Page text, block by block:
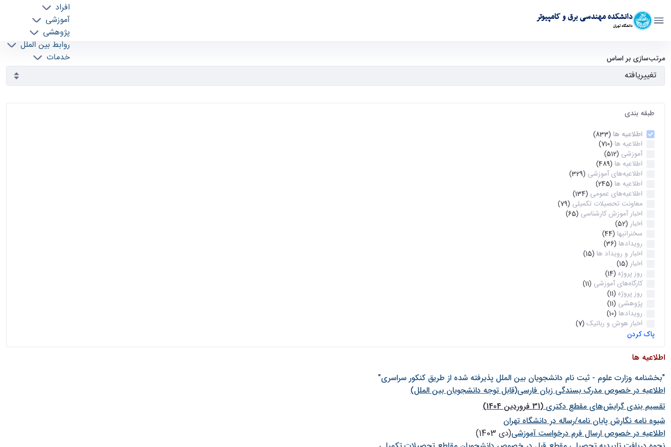
دانشکده مهندسی برق و کامپیوتر
دانشگاه تهران
افراد
آموزشی
پژوهشی
روابط بین الملل
خدمات
آرشیو اطلاعیه ها - ece- دانشکده مهندسی برق و کامپیوتر
مرتب‌سازی بر اساس
طبقه بندی
اطلاعیه ها (833)
اطلاعیه ها (710)
آموزشی (512)
اطلاعیه ها (489)
اطلاعیه‌های‌ آموزشی (329)
اطلاعیه ها (245)
اطلاعیه‌های عمومی (134)
معاونت تحصیلات تکمیلی (79)
اخبار آموزش کارشناسی (65)
اخبار (52)
سخنرانیها (44)
رویدادها (36)
اخبار و رویداد ها (15)
اخبار (15)
روز پروژه (14)
کارگاه‌های آموزشی (11)
روز پروژه (11)
پژوهشی (11)
رویدادها (10)
اخبار هوش و رباتیک (7)
پاک کردن
اطلاعیه ها
"بخشنامه وزارت علوم - ثبت نام دانشجويان بين الملل پذيرفته شده از طريق كنكور سراسری"
اطلاعیه در خصوص مدرک بسندگی زبان فارسی(قابل توجه دانشجویان بین الملل)
تقسیم بندی گرایش‌های مقطع دکتری(31 فروردین 1404)
شيوه نامه نگارش پايان نامه/رساله در دانشگاه تهران
اطلاعیه در خصوص ارسال فرم درخواست آموزشی(دی 1403)